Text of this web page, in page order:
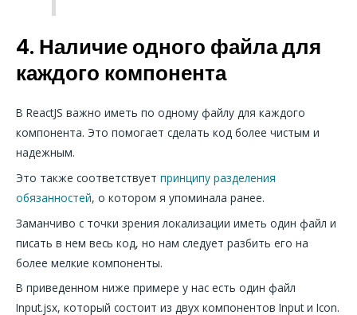
4. Наличие одного файла для
каждого компонента
В ReactJS важно иметь по одному файлу для каждого
компонента. Это помогает сделать код более чистым и
надежным.
Это также соответствует принципу разделения
обязанностей, о котором я упоминала ранее.
Заманчиво с точки зрения локализации иметь один файл и
писать в нем весь код, но нам следует разбить его на
более мелкие компоненты.
В приведенном ниже примере у нас есть один файл
Input.jsx, который состоит из двух компонентов Input и Icon.